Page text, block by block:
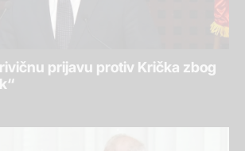
prijavu protiv Krička zbog